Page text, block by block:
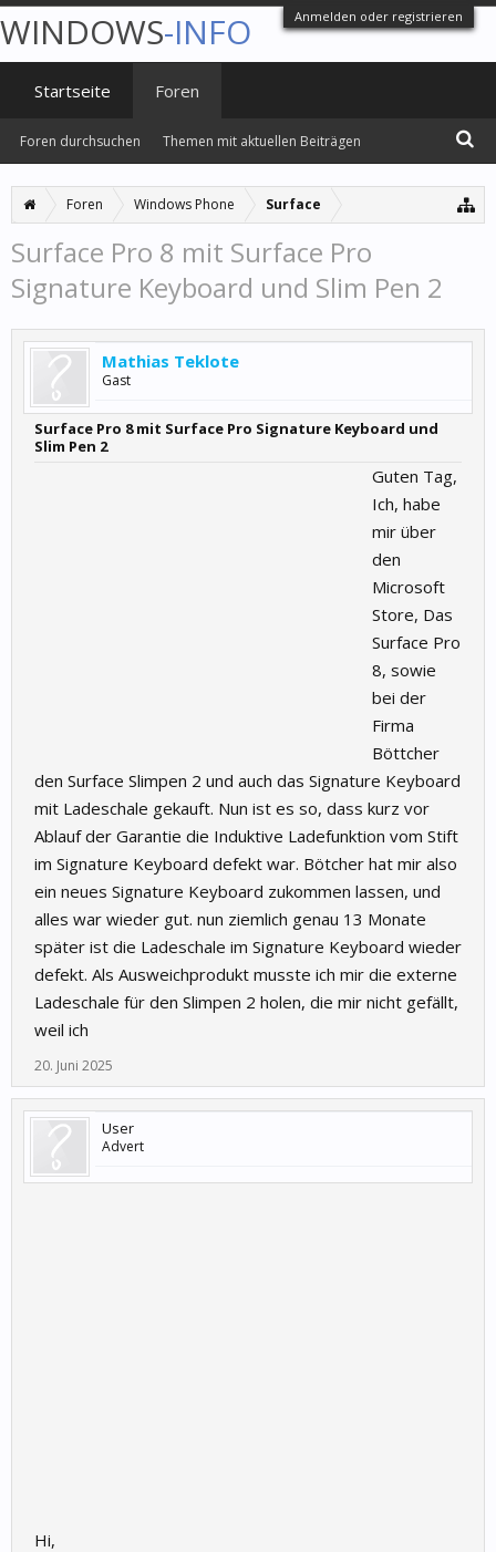
Anmelden oder registrieren
Foren Windows Phone Surface
Surface Pro 8 mit Surface Pro
Signature Keyboard und Slim Pen 2
Mathias Teklote
Gast
Surface Pro 8 mit Surface Pro Signature Keyboard und
Slim Pen 2
Guten Tag,
Ich, habe
mir über
den
Microsoft
Store, Das
Surface Pro
8, sowie
bei der
Firma
Böttcher
den Surface Slimpen 2 und auch das Signature Keyboard
mit Ladeschale gekauft. Nun ist es so, dass kurz vor
Ablauf der Garantie die Induktive Ladefunktion vom Stift
im Signature Keyboard defekt war. Bötcher hat mir also
ein neues Signature Keyboard zukommen lassen, und
alles war wieder gut. nun ziemlich genau 13 Monate
später ist die Ladeschale im Signature Keyboard wieder
defekt. Als Ausweichprodukt musste ich mir die externe
Ladeschale für den Slimpen 2 holen, die mir nicht gefällt,
weil ich
20. Juni 2025
User
Advert
Hi,
WINDOWS-INFO
Startseite Foren
Foren durchsuchen Themen mit aktuellen Beiträgen